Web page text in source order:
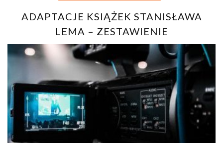
ADAPTACJE KSIĄŻEK STANISŁAWA
LEMA – ZESTAWIENIE